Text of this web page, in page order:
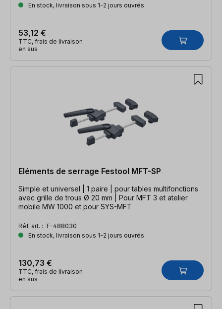
En stock, livraison sous 1-2 jours ouvrés
53,12 €
TTC, frais de livraison
en sus
Eléments de serrage Festool MFT-SP
Simple et universel | 1 paire | pour tables multifonctions
avec grille de trous Ø 20 mm | Pour MFT 3 et atelier
mobile MW 1000 et pour SYS-MFT
Réf. art. : F-488030
En stock, livraison sous 1-2 jours ouvrés
130,73 €
TTC, frais de livraison
en sus